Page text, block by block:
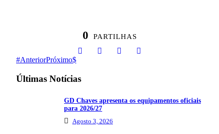
0 PARTILHAS
AnteriorPróximo
Últimas Notícias
GD Chaves apresenta os equipamentos oficiais
para 2026/27
Agosto 3, 2026